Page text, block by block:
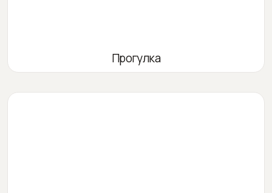
Прогулка